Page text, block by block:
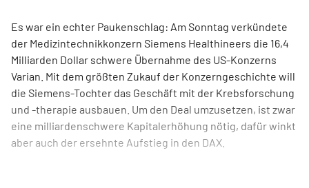
Es war ein echter Paukenschlag: Am Sonntag verkündete
der Medizintechnikkonzern Siemens Healthineers die 16,4
Milliarden Dollar schwere Übernahme des US-Konzerns
Varian. Mit dem größten Zukauf der Konzerngeschichte will
die Siemens-Tochter das Geschäft mit der Krebsforschung
und -therapie ausbauen. Um den Deal umzusetzen, ist zwar
eine milliardenschwere Kapitalerhöhung nötig, dafür winkt
aber auch der ersehnte Aufstieg in den DAX.